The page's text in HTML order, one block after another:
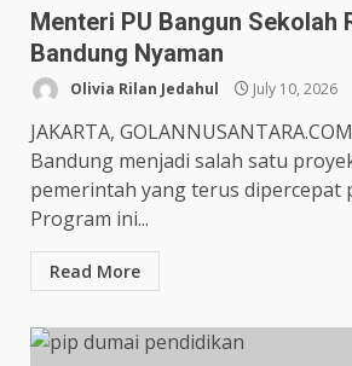
Menteri PU Bangun Sekolah
Bandung Nyaman
Olivia Rilan Jedahul July 10, 2026
JAKARTA,
Bandung menjadi salah satu
pemerintah yang terus dipercepat
Program ini...
Read More